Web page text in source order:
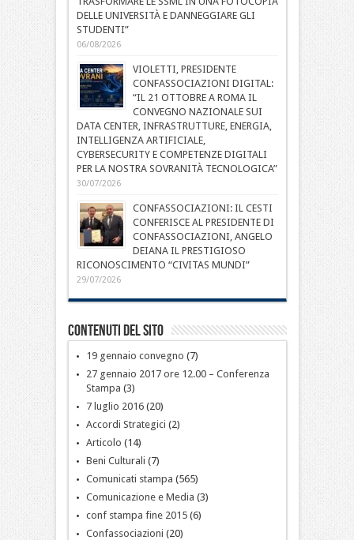
DELLE UNIVERSITÀ E DANNEGGIARE GLI
STUDENTI”
06/08/2026
VIOLETTI, PRESIDENTE
CONFASSOCIAZIONI DIGITAL:
“IL 21 OTTOBRE A ROMA IL
CONVEGNO NAZIONALE SUI
DATA CENTER, INFRASTRUTTURE, ENERGIA,
INTELLIGENZA ARTIFICIALE,
CYBERSECURITY E COMPETENZE DIGITALI
PER LA NOSTRA SOVRANITÀ TECNOLOGICA”
30/07/2026
CONFASSOCIAZIONI: IL CESTI
CONFERISCE AL PRESIDENTE DI
CONFASSOCIAZIONI, ANGELO
DEIANA IL PRESTIGIOSO
RICONOSCIMENTO “CIVITAS MUNDI”
29/07/2026
Contenuti del sito
19 gennaio convegno (7)
27 gennaio 2017 ore 12.00 – Conferenza
Stampa (3)
7 luglio 2016(20)
Accordi Strategici (2)
Articolo (14)
Beni Culturali (7)
Comunicati stampa (565)
Comunicazione e Media (3)
conf stampa fine 2015(6)
Confassociazioni (20)